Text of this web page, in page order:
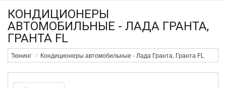
КОНДИЦИОНЕРЫ
АВТОМОБИЛЬНЫЕ - ЛАДА ГРАНТА,
ГРАНТА FL
Тюнинг Кондиционеры автомобильные - Лада Гранта, Гранта FL